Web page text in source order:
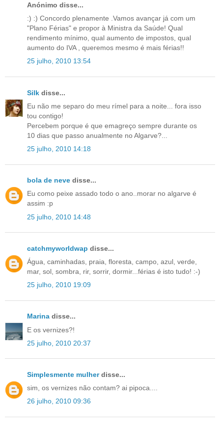
Anónimo disse...
:) :) Concordo plenamente .Vamos avançar já com um
"Plano Férias" e propor à Ministra da Saúde! Qual
rendimento mínimo, qual aumento de impostos, qual
aumento do IVA , queremos mesmo é mais férias!!
25 julho, 2010 13:54
Silk disse...
Eu não me separo do meu rímel para a noite... fora isso
tou contigo!
Percebem porque é que emagreço sempre durante os
10 dias que passo anualmente no Algarve?...
25 julho, 2010 14:18
bola de neve disse...
Eu como peixe assado todo o ano..morar no algarve é
assim :p
25 julho, 2010 14:48
catchmyworldwap disse...
Água, caminhadas, praia, floresta, campo, azul, verde,
mar, sol, sombra, rir, sorrir, dormir...férias é isto tudo! :-)
25 julho, 2010 19:09
Marina disse...
E os vernizes?!
25 julho, 2010 20:37
Simplesmente mulherdisse...
sim, os vernizes não contam? ai pipoca....
26 julho, 2010 09:36